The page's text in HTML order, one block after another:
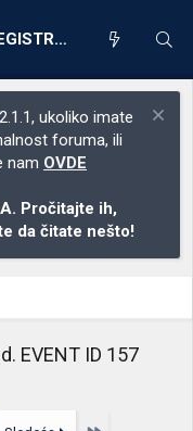
REGISTRACIJA
ukoliko imate
foruma, ili
nam OVDE
Pročitajte ih,
da čitate nešto!
EVENT ID 157